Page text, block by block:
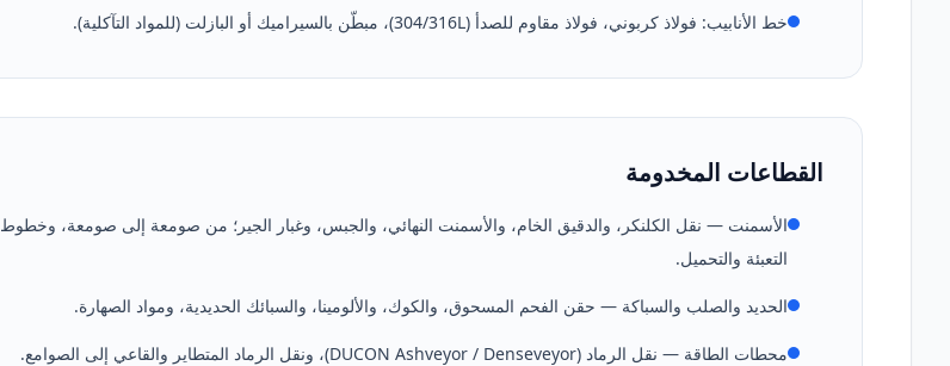
خط الأنابيب: فولاذ كربوني، فولاذ مقاوم للصدأ (304/316L)، مبطّن بالسيراميك أو البازلت (للمواد التآكلية).
القطاعات المخدومة
الأسمنت — نقل الكلنكر، والدقيق الخام، والأسمنت النهائي، والجبس، وغبار الجير؛ من صومعة إلى صومعة، وخطوط
التعبئة والتحميل.
الحديد والصلب والسباكة — حقن الفحم المسحوق، والكوك، والألومينا، والسبائك الحديدية، ومواد الصهارة.
محطات الطاقة — نقل الرماد (DUCON Ashveyor / Denseveyor)، ونقل الرماد المتطاير والقاعي إلى الصوامع.